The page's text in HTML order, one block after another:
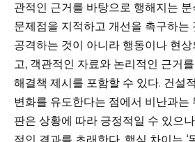
관적인 근거를 바탕으로 행해지는
문제점을 지적하고 개선을 촉구하는
공격하는 것이 아니라 행동이나 현
고, 객관적인 자료와 논리적인 근거
해결책 제시를 포함할 수 있다. 건설
변화를 유도한다는 점에서 비난과는
판은 상황에 따라 긍정적일 수 있으